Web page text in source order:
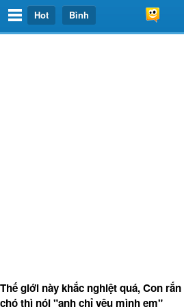
Hot Bình
Thế giới này khắc nghiệt quá, Con
chó thì nói "anh chỉ yêu mình em"